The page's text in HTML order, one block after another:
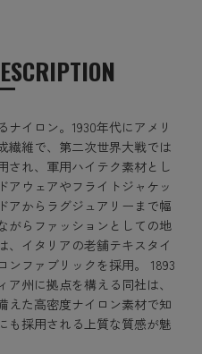
ナイロン。1930年代にアメリ
繊維で、第二次世界大戦では
され、軍用ハイテク素材とし
アウェアやフライトジャケッ
アからラグジュアリーまで幅
がらファッションとしての地
、イタリアの老舗テキスタイ
ンファブリックを採用。 1893
州に拠点を構える同社は、
えた高密度ナイロン素材で知
も採用される上質な質感が魅